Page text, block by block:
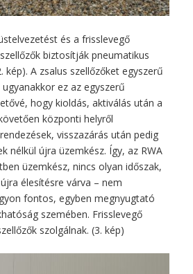
és a frisslevegő
biztosítják pneumatikus
kép). A zsalus szellőzőket egyszerű
ez az egyszerű
hogy kioldás, aktiválás után a
központi helyről
visszazárás után pedig
nélkül újra üzemkész. Így, az RWA
üzemkész, nincs olyan időszak,
élesítésre várva – nem
fontos, egyben megnyugtató
szemében. Frisslevegő
szolgálnak. (3. kép)